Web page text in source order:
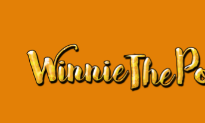
contenido